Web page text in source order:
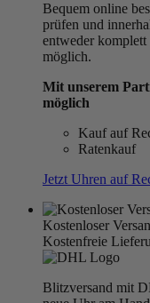
Bequem online
prüfen und
entweder komplett
möglich.
Mit unserem
möglich
Kauf auf
Ratenkauf
Jetzt Uhren auf
Kostenloser
Kostenfreie
Blitzversand mit